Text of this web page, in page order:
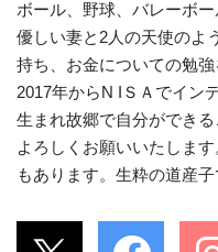
ボール、野球、バレーボ
優しい妻と2人の天使のよ
持ち、お金についての勉
2017年からN IＳＡでイン
生まれ故郷で自分ができ
よろしくお願いいたしま
もあります。生粋の道産子